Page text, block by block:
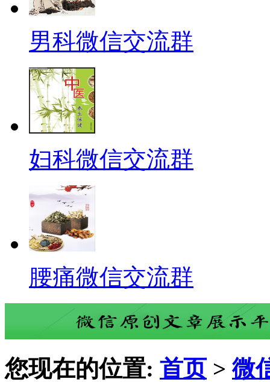
男科微信交流群
妇科微信交流群
腰痛微信交流群
您现在的位置: 首页 >微